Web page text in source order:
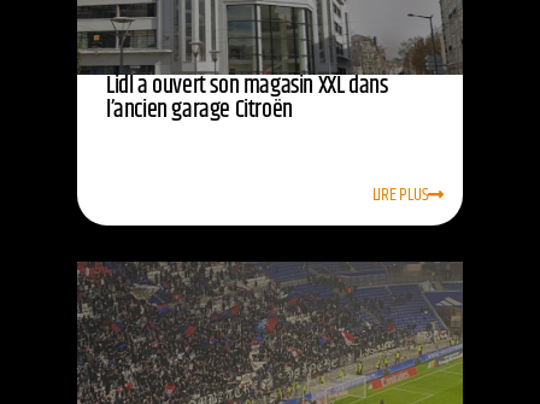
Lidl a ouvert son magasin XXL dans
l’ancien garage Citroën
LIRE PLUS